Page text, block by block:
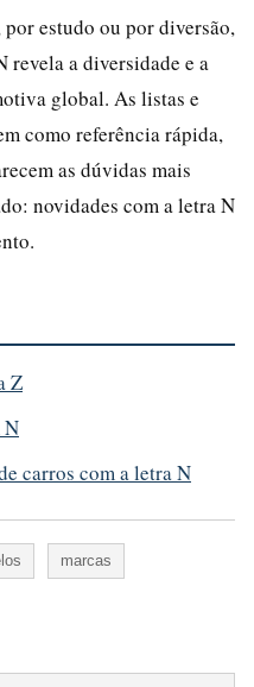
estudo ou por diversão,
revela a diversidade e a
global. As listas e
como referência rápida,
as dúvidas mais
novidades com a letra N
Z
N
carros com a letra N
marcas